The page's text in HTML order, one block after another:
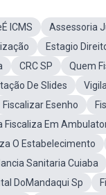
ICMS Assessoria
Estagio
CRC SP Quem
De Slides
Fiscalizar Esenho
Fiscaliza Em
O Estabelecimento
Sanitaria Cuiaba
DoMandaqui Sp